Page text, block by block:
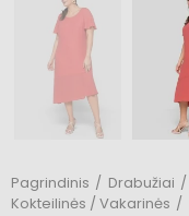
Pagrindinis Drabužiai
Kokteilinės / Vakarinės